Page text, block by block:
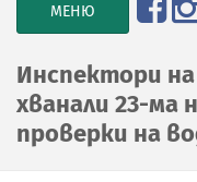
TOGGLE
NAVIGATION
МЕНЮ
Инспектори
хванали 23-ма
проверки на